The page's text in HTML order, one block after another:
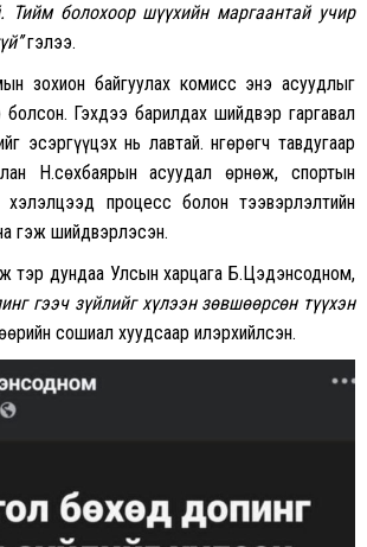
Тийм болохоор шүүхийн маргаантай учир
гэлээ.
зохион байгуулах комисс энэ асуудлыг
Гэхдээ барилдах шийдвэр гаргавал
эсэргүүцэх нь лавтай. Өнгөрөгч тавдугаар
Н.Өсөхбаярын асуудал өрнөж, спортын
процесс болон тээвэрлэлтийн
гэж шийдвэрлэсэн.
тэр дундаа Улсын харцага Б.Цэдэнсодном,
гээч зүйлийг хүлээн зөвшөөрсөн түүхэн
сошиал хуудсаар илэрхийлсэн.